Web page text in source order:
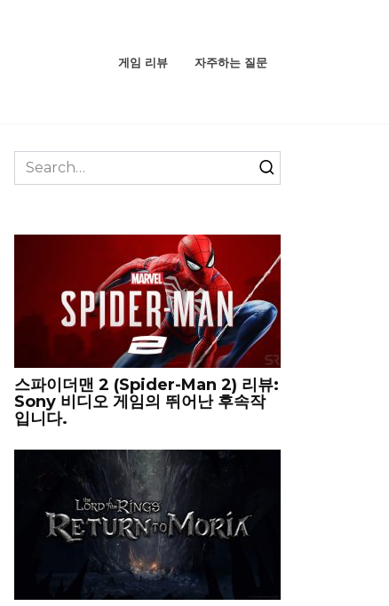
게임 리뷰 자주하는 질문
Search
for:
스파이더맨 2 (Spider-Man 2) 리뷰:
Sony 비디오 게임의 뛰어난 후속작
입니다.